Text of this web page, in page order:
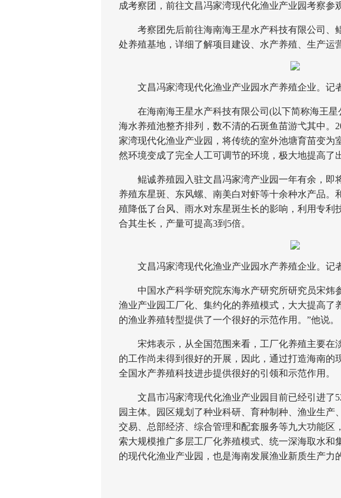
成考察团，前往文昌冯家湾现代化渔业产业园考察参
考察团先后前往海南海王星水产科技有限公司、
处养殖基地，详细了解项目建设、水产养殖、生产运
文昌冯家湾现代化渔业产业园水产养殖企业。记
在海南海王星水产科技有限公司(以下简称海王星
海水养殖池整齐排列，数不清的石斑鱼苗游弋其中。
家湾现代化渔业产业园，将传统的室外池塘育苗变为
然环境变成了完全人工可调节的环境，极大地提高了
鲲诚养殖园入驻文昌冯家湾产业园一年有余，即
养殖东星斑、东风螺、南美白对虾等十余种水产品。
殖降低了台风、雨水对东星斑生长的影响，利用专利
合其生长，产量可提高3到5倍。
文昌冯家湾现代化渔业产业园水产养殖企业。记
中国水产科学研究院东海水产研究所研究员宋炜
渔业产业园工厂化、集约化的养殖模式，大大提高了
的渔业养殖转型提供了一个很好的示范作用。”他说。
宋炜表示，从全国范围来看，工厂化养殖主要在
的工作尚未得到很好的开展，因此，通过打造海南的
全国水产养殖科技进步提供很好的引领和示范作用。
文昌市冯家湾现代化渔业产业园目前已经引进了
园主体。园区规划了种业科研、育种制种、渔业生产
交易、总部经济、综合管理和配套服务等九大功能区
索大规模推广多层工厂化养殖模式、统一深海取水和
的现代化渔业产业园，也是海南发展渔业新质生产力